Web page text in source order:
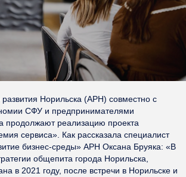
развития Норильска (АРН) совместно с
СФУ и предпринимателями
продолжают реализацию проекта
сервиса». Как рассказала специалист
бизнес-среды» АРН Оксана Бруяка: «В
общепита города Норильска,
в 2021 году, после встречи в Норильске и